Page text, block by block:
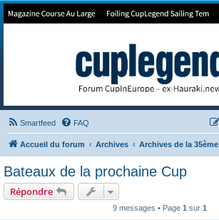
Forum de Cup In Europe
Smartfeed FAQ
Accueil du forum Archives Archives de la 35ème
Bateaux de la prochaine Cup
Répondre
9 messages • Page 1 sur 1